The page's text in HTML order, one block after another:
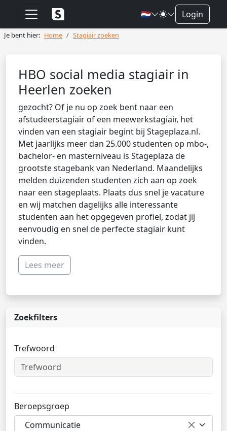
🇳🇱 Login
Je bent hier: Home Stagiair zoeken
HBO social media stagiair in
Heerlen zoeken
gezocht? Of je nu op zoek bent naar een
afstudeerstagiair of een meewerkstagiair, het
vinden van een stagiair begint bij Stageplaza.nl.
Met jaarlijks meer dan 25.000 studenten op mbo-,
bachelor- en masterniveau is Stageplaza de
grootste stagebank van Nederland. Maandelijks
melden duizenden studenten zich aan op zoek
naar een stageplaats. Plaats dus snel je vacature
en wij matchen dagelijks alle interessante
studenten aan het opgegeven profiel, zodat jij
eenvoudig en snel de perfecte stagiair kunt
vinden.
Lees meer
Zoekfilters
Trefwoord
Beroepsgroep
Communicatie